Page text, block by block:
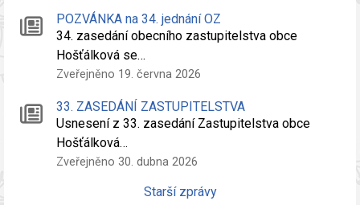
POZVÁNKA na 34. jednání OZ
34. zasedání obecního zastupitelstva obce
Hošťálková se…
Zveřejněno 19. června 2026
33. ZASEDÁNÍ ZASTUPITELSTVA
Usnesení z 33. zasedání Zastupitelstva obce
Hošťálková…
Zveřejněno 30. dubna 2026
Starší zprávy